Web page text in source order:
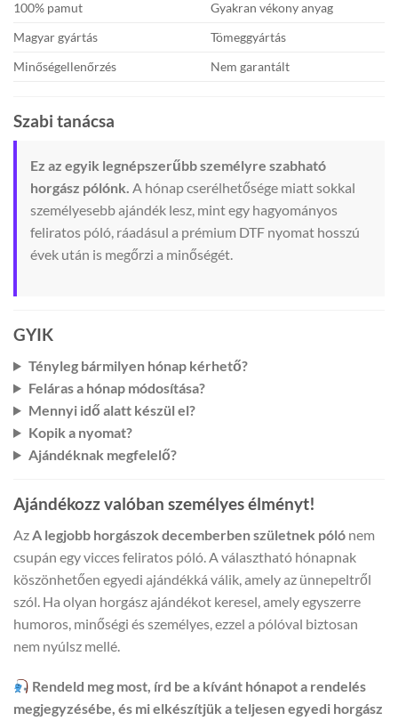
100% pamut
Gyakran vékony anyag
Magyar gyártás
Tömeggyártás
Minőségellenőrzés
Nem garantált
Szabi tanácsa
Ez az egyik legnépszerűbb személyre szabható
horgász pólónk. A hónap cserélhetősége miatt sokkal
személyesebb ajándék lesz, mint egy hagyományos
feliratos póló, ráadásul a prémium DTF nyomat hosszú
évek után is megőrzi a minőségét.
GYIK
Tényleg bármilyen hónap kérhető?
Feláras a hónap módosítása?
Mennyi idő alatt készül el?
Kopik a nyomat?
Ajándéknak megfelelő?
Ajándékozz valóban személyes élményt!
Az A legjobb horgászok decemberben születnek póló nem
csupán egy vicces feliratos póló. A választható hónapnak
köszönhetően egyedi ajándékká válik, amely az ünnepeltről
szól. Ha olyan horgász ajándékot keresel, amely egyszerre
humoros, minőségi és személyes, ezzel a pólóval biztosan
nem nyúlsz mellé.
Rendeld meg most, írd be a kívánt hónapot a rendelés
megjegyzésébe, és mi elkészítjük a teljesen egyedi horgász